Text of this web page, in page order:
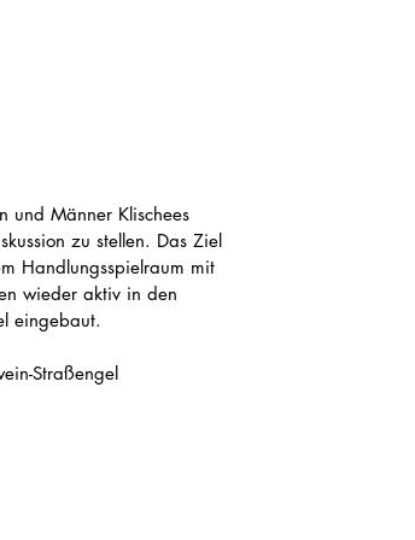
und Männer Klischees
zu stellen. Das Ziel
Handlungsspielraum mit
wieder aktiv in den
eingebaut.
Straßengel